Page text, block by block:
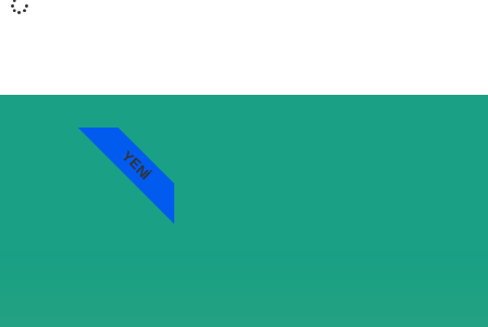
YENI